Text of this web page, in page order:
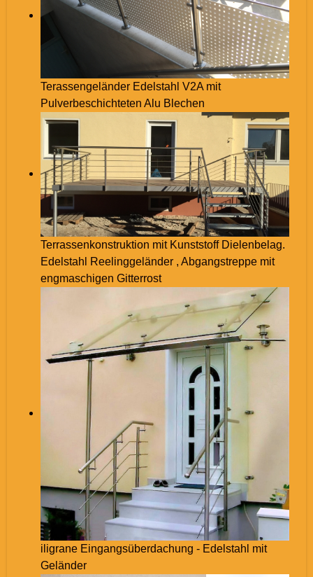
Terassengeländer Edelstahl V2A mit
Pulverbeschichteten Alu Blechen
Terrassenkonstruktion mit Kunststoff Dielenbelag.
Edelstahl Reelinggeländer , Abgangstreppe mit
engmaschigen Gitterrost
iligrane Eingangsüberdachung - Edelstahl mit
Geländer